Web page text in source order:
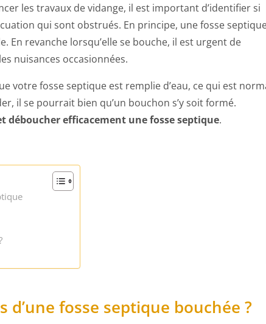
les travaux de vidange, il est important d’identifier si
qui sont obstrués. En principe, une fosse
En revanche lorsqu’elle se bouche, il est urgent de
nuisances occasionnées.
votre fosse septique est remplie d’eau, ce qui est
il se pourrait bien qu’un bouchon s’y soit formé.
déboucher efficacement une fosse septique.
fosse septique bouchée ?